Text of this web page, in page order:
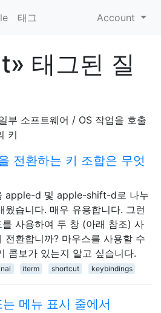
태그 Account
태그된 질
부 소프트웨어 / OS 작업을 호출
키
전환하는 키 조합은 무엇
apple-d 및 apple-shift-d로 나누
웠습니다. 매우 유용합니다. 그런
를 사용하여 두 창 (아래 참조) 사
전환합니까? 마우스를 사용할 수
콤보가 있는지 알고 싶습니다.
iterm shortcut keybindings
메뉴 표시 줄에서